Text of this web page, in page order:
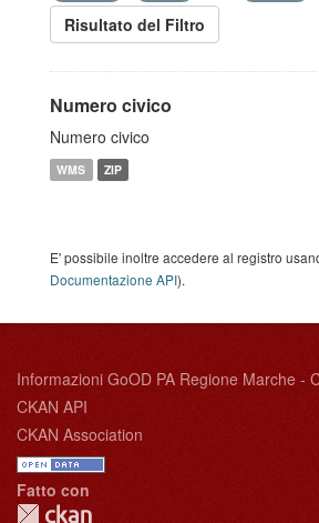
Risultato del Filtro
Numero civico
Numero civico
WMS ZIP
E' possibile inoltre accedere al registro
Documentazione API).
Informazioni GoOD PA Regione Marche -
CKAN API
CKAN Association
Fatto con